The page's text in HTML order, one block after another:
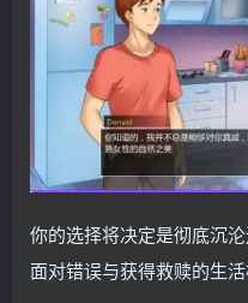
你的选择将决定是彻底沉
面对错误与获得救赎的生活